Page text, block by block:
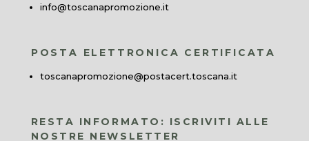
info@toscanapromozione.it
POSTA ELETTRONICA CERTIFICATA
toscanapromozione@postacert.toscana.it
RESTA INFORMATO: ISCRIVITI ALLE
NOSTRE NEWSLETTER